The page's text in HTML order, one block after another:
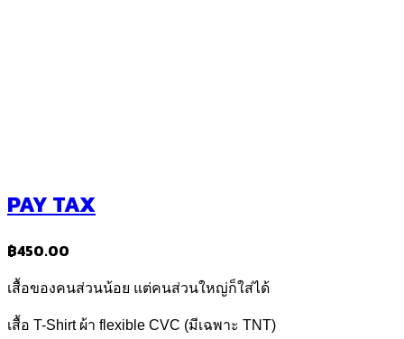
PAY TAX
฿450.00
เสื้อของคนส่วนน้อย แต่คนส่วนใหญ่ก็ใส่ได้
เสื้อ T-Shirt ผ้า flexible CVC (มีเฉพาะ TNT)